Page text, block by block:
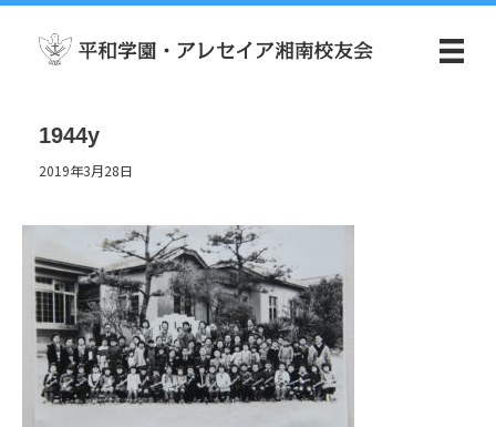
1944y
2019年3月28日